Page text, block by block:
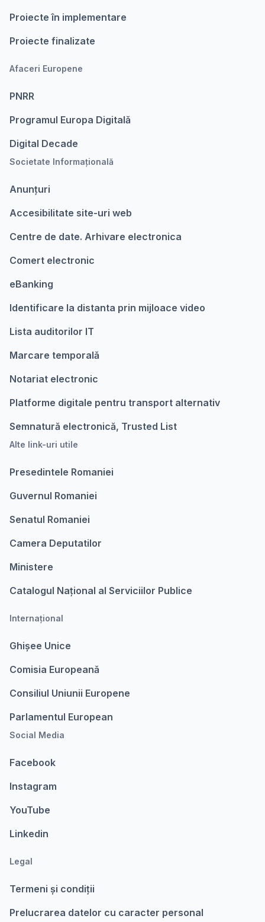
Proiecte în implementare
Proiecte finalizate
Afaceri Europene
PNRR
Programul Europa Digitalǎ
Digital Decade
Societate Informațională
Anunțuri
Accesibilitate site-uri web
Centre de date. Arhivare electronica
Comert electronic
eBanking
Identificare la distanta prin mijloace video
Lista auditorilor IT
Marcare temporalǎ
Notariat electronic
Platforme digitale pentru transport alternativ
Semnatură electronică, Trusted List
Alte link-uri utile
Presedintele Romaniei
Guvernul Romaniei
Senatul Romaniei
Camera Deputatilor
Ministere
Catalogul Național al Serviciilor Publice
Internațional
Ghișee Unice
Comisia Europeanǎ
Consiliul Uniunii Europene
Parlamentul European
Social Media
Facebook
Instagram
YouTube
Linkedin
Legal
Termeni şi condiții
Prelucrarea datelor cu caracter personal